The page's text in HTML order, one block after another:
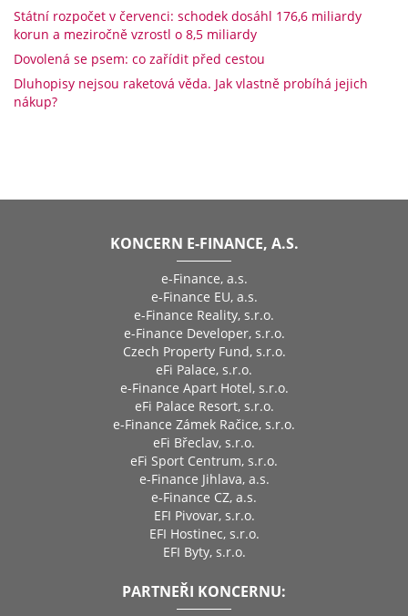
Státní rozpočet v červenci: schodek dosáhl 176,6 miliardy
korun a meziročně vzrostl o 8,5 miliardy
Dovolená se psem: co zařídit před cestou
Dluhopisy nejsou raketová věda. Jak vlastně probíhá jejich
nákup?
KONCERN E-FINANCE, A.S.
e-Finance, a.s.
e-Finance EU, a.s.
e-Finance Reality, s.r.o.
e-Finance Developer, s.r.o.
Czech Property Fund, s.r.o.
eFi Palace, s.r.o.
e-Finance Apart Hotel, s.r.o.
eFi Palace Resort, s.r.o.
e-Finance Zámek Račice, s.r.o.
eFi Břeclav, s.r.o.
eFi Sport Centrum, s.r.o.
e-Finance Jihlava, a.s.
e-Finance CZ, a.s.
EFI Pivovar, s.r.o.
EFI Hostinec, s.r.o.
EFI Byty, s.r.o.
PARTNEŘI KONCERNU: